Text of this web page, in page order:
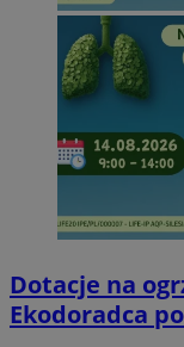
Dotacje na
Ekodoradca